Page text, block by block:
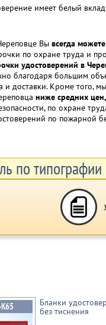
имеет белый
Вы всегда
по охране труда и
удостоверений в
благодаря большим
и доставки. Кроме того,
ниже средних
по охране
по пожарной
по типографии
Бланки
без тиснения